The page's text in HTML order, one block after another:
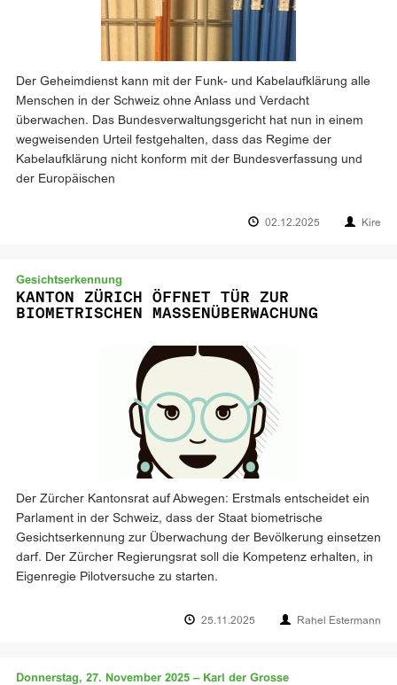
Der Geheimdienst kann mit der Funk- und Kabelaufklärung alle
Menschen in der Schweiz ohne Anlass und Verdacht
überwachen. Das Bundesverwaltungsgericht hat nun in einem
wegweisenden Urteil festgehalten, dass das Regime der
Kabelaufklärung nicht konform mit der Bundesverfassung und
der Europäischen
02.12.2025 Kire
Gesichtserkennung
KANTON ZÜRICH ÖFFNET TÜR ZUR
BIOMETRISCHEN MASSENÜBERWACHUNG
Der Zürcher Kantonsrat auf Abwegen: Erstmals entscheidet ein
Parlament in der Schweiz, dass der Staat biometrische
Gesichtserkennung zur Überwachung der Bevölkerung einsetzen
darf. Der Zürcher Regierungsrat soll die Kompetenz erhalten, in
Eigenregie Pilotversuche zu starten.
25.11.2025 Rahel Estermann
Donnerstag, 27. November 2025 – Karl der Grosse